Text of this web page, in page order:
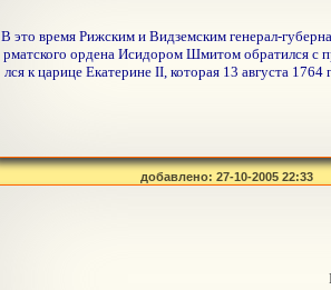
В это время Рижским и Видземским генерал-
рматского ордена Исидором Шмитом обратился с
лся к царице Екатерине II, которая 13 августа
добавлено: 27-10-2005 22:33